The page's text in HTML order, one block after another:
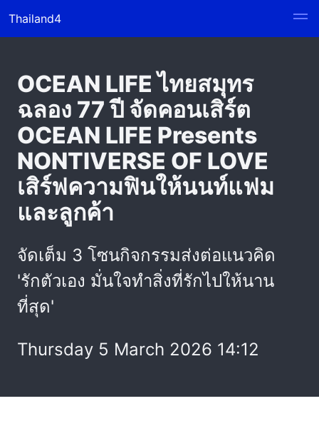
Thailand4
OCEAN LIFE ไทยสมุทร
ฉลอง 77 ปี จัดคอนเสิร์ต
OCEAN LIFE Presents
NONTIVERSE OF LOVE
เสิร์ฟความฟินให้นนท์แฟม
และลูกค้า
จัดเต็ม 3 โซนกิจกรรมส่งต่อแนวคิด
'รักตัวเอง มั่นใจทำสิ่งที่รักไปให้นาน
ที่สุด'
Thursday 5 March 2026 14:12